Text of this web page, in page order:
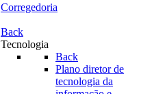
Corregedoria
Back
Tecnologia
Back
Plano diretor de
tecnologia da